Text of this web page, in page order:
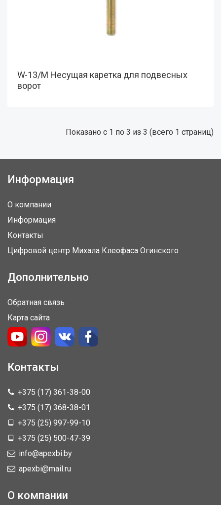
W-13/M Несущая каретка для подвесных
ворот
Показано с 1 по 3 из 3 (всего 1 страниц)
Информация
О компании
Информация
Контакты
Цифровой центр Михала Клеофаса Огинского
Дополнительно
Обратная связь
Карта сайта
Контакты
+375 (17) 361-38-00
+375 (17) 368-38-01
+375 (25) 997-99-10
+375 (25) 500-47-39
info@apexbi.by
apexbi@mail.ru
О компании